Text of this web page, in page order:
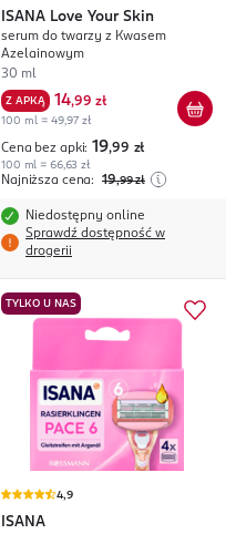
ISANA Love Your Skin
serum do twarzy z Kwasem
Azelainowym
30 ml
Z APKĄ 14,99 zł
100 ml = 49,97 zł
Cena bez apki: 19,99 zł
100 ml = 66,63 zł
Najniższa cena: 19,99 zł
Niedostępny online
Sprawdź dostępność w
drogerii
TYLKO U NAS
4,9
ISANA